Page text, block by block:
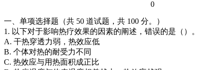
0
一、单项选择题（共 50 道试题，共 100 分。）
1. 以下对于影响热疗效果的因素的阐述，错误的是（）。
A. 干热穿透力弱，热效应低
B. 个体对热的耐受力不同
C. 热效应与用热面积成正比